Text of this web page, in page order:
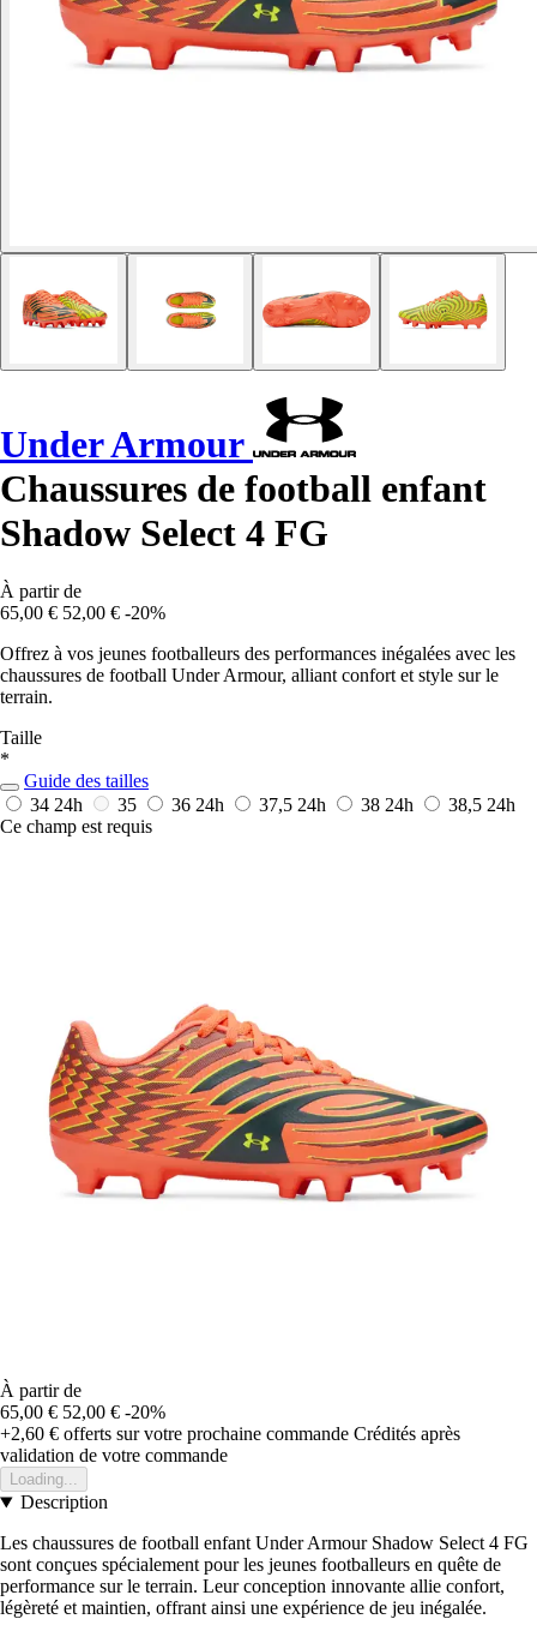
Under Armour
Chaussures de football enfant
Shadow Select 4 FG
À partir de
65,00 € 52,00 € -20%
Offrez à vos jeunes footballeurs des performances inégalées avec les
chaussures de football Under Armour, alliant confort et style sur le
terrain.
Taille
*
Guide des tailles
34 24h 35 36 24h 37,5 24h 38 24h 38,5 24h
Ce champ est requis
À partir de
65,00 € 52,00 € -20%
+2,60 € offerts sur votre prochaine commande Crédités après
validation de votre commande
Loading...
Description
Les chaussures de football enfant Under Armour Shadow Select 4 FG
sont conçues spécialement pour les jeunes footballeurs en quête de
performance sur le terrain. Leur conception innovante allie confort,
légèreté et maintien, offrant ainsi une expérience de jeu inégalée.